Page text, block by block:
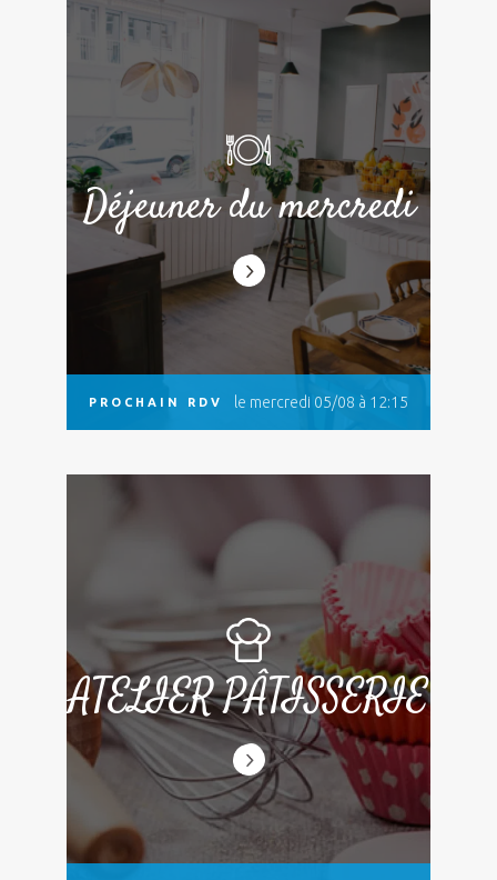
Déjeuner du mercredi
PROCHAIN RDV le mercredi 05/08 à 12:15
ATELIER PÂTISSERIE